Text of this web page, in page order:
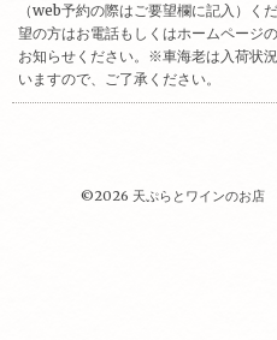
（web予約の際はご要望欄に記入）く
望の方はお電話もしくはホームページ
お知らせください。※車海老は入荷状
いますので、ご了承ください。
©2026 天ぷらとワインのお店